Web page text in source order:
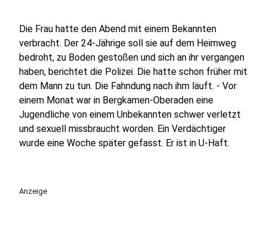
Die Frau hatte den Abend mit einem Bekannten
verbracht. Der 24-Jährige soll sie auf dem Heimweg
bedroht, zu Boden gestoßen und sich an ihr vergangen
haben, berichtet die Polizei. Die hatte schon früher mit
dem Mann zu tun. Die Fahndung nach ihm läuft. - Vor
einem Monat war in Bergkamen-Oberaden eine
Jugendliche von einem Unbekannten schwer verletzt
und sexuell missbraucht worden. Ein Verdächtiger
wurde eine Woche später gefasst. Er ist in U-Haft.
Anzeige